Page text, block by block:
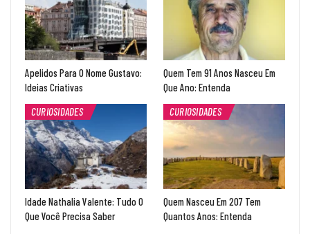
Apelidos Para O Nome Gustavo:
Ideias Criativas
Quem Tem 91 Anos Nasceu Em
Que Ano: Entenda
CURIOSIDADES
Idade Nathalia Valente: Tudo O
Que Você Precisa Saber
CURIOSIDADES
Quem Nasceu Em 207 Tem
Quantos Anos: Entenda